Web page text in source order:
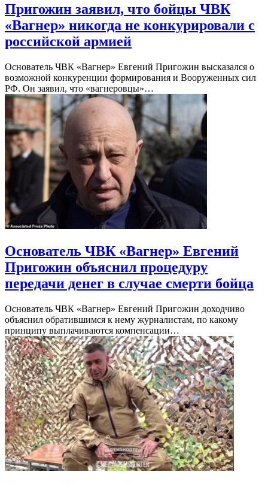
Пригожин заявил, что бойцы ЧВК
«Вагнер» никогда не конкурировали с
российской армией
Основатель ЧВК «Вагнер» Евгений Пригожин высказался о
возможной конкуренции формирования и Вооруженных сил
РФ. Он заявил, что «вагнеровцы»…
Основатель ЧВК «Вагнер» Евгений
Пригожин объяснил процедуру
передачи денег в случае смерти бойца
Основатель ЧВК «Вагнер» Евгений Пригожин доходчиво
объяснил обратившимся к нему журналистам, по какому
принципу выплачиваются компенсации…